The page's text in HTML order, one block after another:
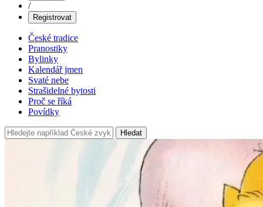
/
Registrovat
České tradice
Pranostiky
Bylinky
Kalendář jmen
Svaté nebe
Strašidelné bytosti
Proč se říká
Povídky
Hledat